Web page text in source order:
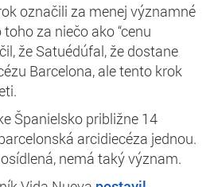
označili za menej významné
za niečo ako “cenu
že Satuédúfal, že dostane
Barcelona, ale tento krok
Španielsko približne 14
arcidiecéza jednou.
nemá taký význam.